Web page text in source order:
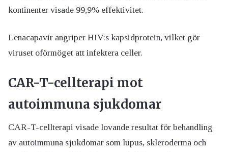
kontinenter visade 99,9% effektivitet.
Lenacapavir angriper HIV:s kapsidprotein, vilket gör
viruset oförmöget att infektera celler.
CAR-T-cellterapi mot
autoimmuna sjukdomar
CAR-T-cellterapi visade lovande resultat för behandling
av autoimmuna sjukdomar som lupus, skleroderma och